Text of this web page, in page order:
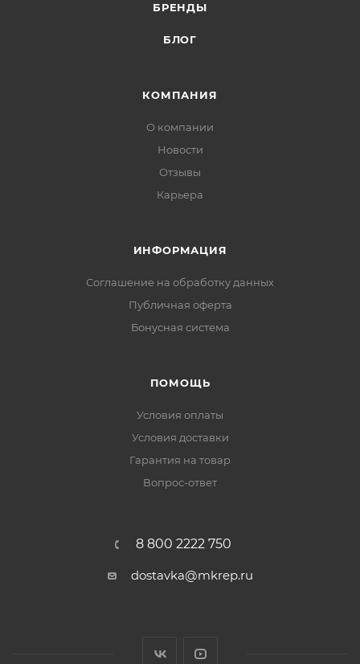
БРЕНДЫ
БЛОГ
КОМПАНИЯ
О компании
Новости
Отзывы
Карьера
ИНФОРМАЦИЯ
Соглашение на обработку данных
Публичная оферта
Бонусная система
ПОМОЩЬ
Условия оплаты
Условия доставки
Гарантия на товар
Вопрос-ответ
8 800 2222 750
dostavka@mkrep.ru